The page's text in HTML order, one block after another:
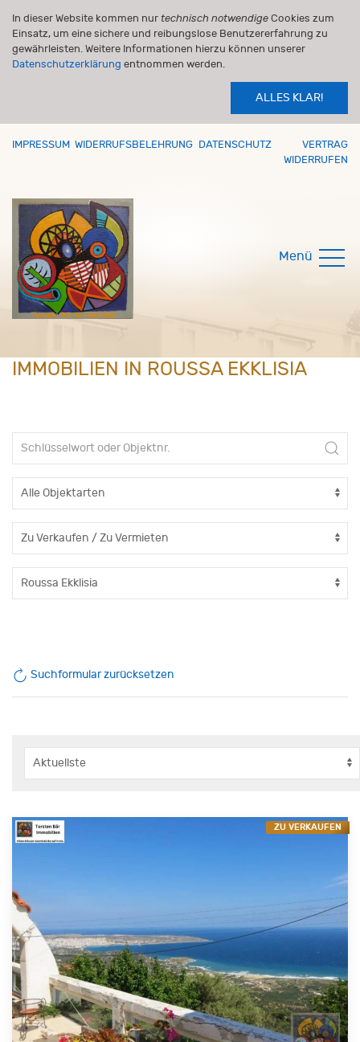
In dieser Website kommen nur technisch notwendige Cookies zum
Einsatz, um eine sichere und reibungslose Benutzererfahrung zu
gewährleisten. Weitere Informationen hierzu können unserer
Datenschutzerklärung entnommen werden.
ALLES KLAR!
IMPRESSUM WIDERRUFSBELEHRUNG DATENSCHUTZ
VERTRAG
WIDERRUFEN
Menü
IMMOBILIEN IN ROUSSA EKKLISIA
Suchformular zurücksetzen
ZU VERKAUFEN